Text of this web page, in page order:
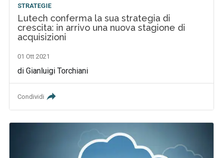
STRATEGIE
Lutech conferma la sua strategia di
crescita: in arrivo una nuova stagione di
acquisizioni
01 Ott 2021
di Gianluigi Torchiani
Condividi